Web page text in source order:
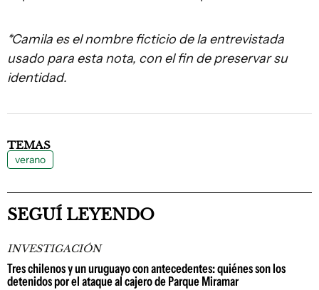
*Camila es el nombre ficticio de la entrevistada
usado para esta nota, con el fin de preservar su
identidad.
TEMAS
verano
SEGUÍ LEYENDO
INVESTIGACIÓN
Tres chilenos y un uruguayo con antecedentes: quiénes son los
detenidos por el ataque al cajero de Parque Miramar